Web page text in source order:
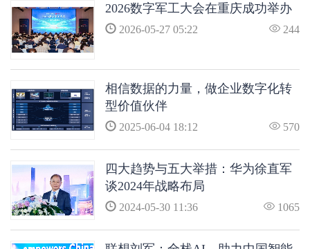
2026数字军工大会在重庆成功举办
2026-05-27 05:22 244
相信数据的力量，做企业数字化转
型价值伙伴
2025-06-04 18:12 570
四大趋势与五大举措：华为徐直军
谈2024年战略布局
2024-05-30 11:36 1065